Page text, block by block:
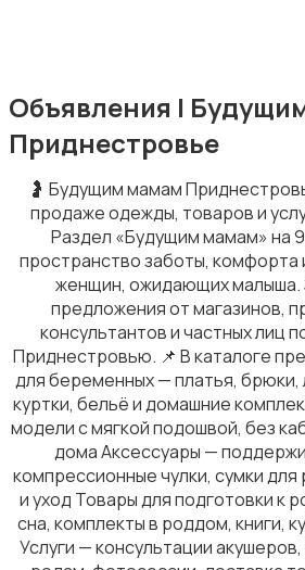
Купальники
Комбинезоны
Домашняя одежда1
Объявления |
Приднестровье
🤰 Будущим мамам
продаже одежды, товаров и
Раздел «Будущим мамам» на
пространство заботы, комфорта
женщин, ожидающих малыша.
предложения от магазинов,
консультантов и частных лиц
Приднестровью. 📌 В каталоге
для беременных — платья, брюки,
куртки, бельё и домашние
модели с мягкой подошвой, без
дома Аксессуары —
компрессионные чулки, сумки
и уход Товары для подготовки к
сна, комплекты в роддом, книги,
Услуги — консультации